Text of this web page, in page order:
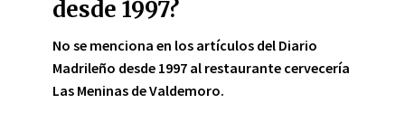
desde 1997?
No se menciona en los artículos del Diario
Madrileño desde 1997 al restaurante cervecería
Las Meninas de Valdemoro.